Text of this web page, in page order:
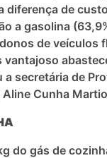
diferença de
a gasolina
de veículos
vantajoso
a secretária de
Cunha
do gás de